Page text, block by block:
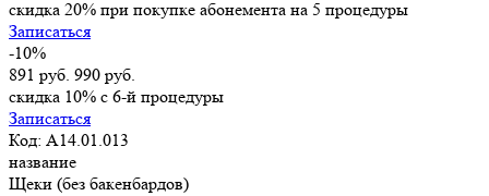
скидка 20% при покупке абонемента на 5 процедуры
Записаться
-10%
891 руб. 990 руб.
скидка 10% с 6-й процедуры
Записаться
Код: A14.01.013
название
Щеки (без бакенбардов)